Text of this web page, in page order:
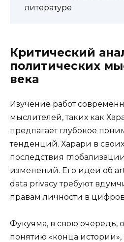
литературе
Критический
политических
века
Изучение работ
мыслителей, таких как
предлагает глубокое
тенденций. Харари в своих
последствия
изменений. Его идеи об
data privacy требуют
правам личности в
Фукуяма, в свою очередь,
понятию «конца истории»,